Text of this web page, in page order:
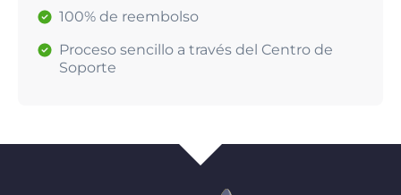
100% de reembolso
Proceso sencillo a través del Centro de
Soporte